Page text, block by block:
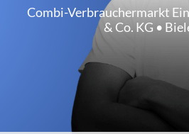
Combi-Verbrauchermarkt
& Co. KG •